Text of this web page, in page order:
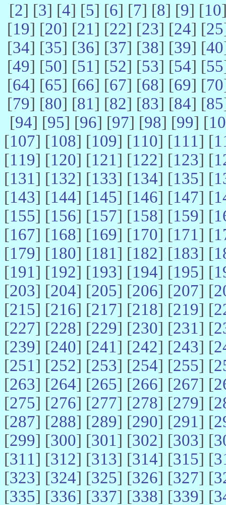
[2] [3] [4] [5] [6] [7] [8] [9] [10
[19] [20] [21] [22] [23] [24] [25
[34] [35] [36] [37] [38] [39] [40
[49] [50] [51] [52] [53] [54] [55
[64] [65] [66] [67] [68] [69] [70
[79] [80] [81] [82] [83] [84] [85
[94] [95] [96] [97] [98] [99] [
[107] [108] [109] [110] [111] [
[119] [120] [121] [122] [123] [
[131] [132] [133] [134] [135] [
[143] [144] [145] [146] [147] [
[155] [156] [157] [158] [159] [
[167] [168] [169] [170] [171] [
[179] [180] [181] [182] [183] [
[191] [192] [193] [194] [195] [
[203] [204] [205] [206] [207] [
[215] [216] [217] [218] [219] [
[227] [228] [229] [230] [231] [
[239] [240] [241] [242] [243] [
[251] [252] [253] [254] [255] [
[263] [264] [265] [266] [267] [
[275] [276] [277] [278] [279] [
[287] [288] [289] [290] [291] [
[299] [300] [301] [302] [303] [
[311] [312] [313] [314] [315] [
[323] [324] [325] [326] [327] [
[335] [336] [337] [338] [339] [